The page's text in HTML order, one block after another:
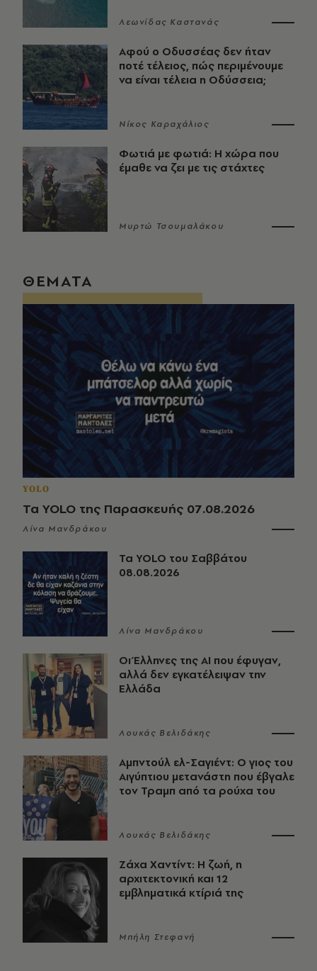
Λεωνίδας Καστανάς
Αφού ο Οδυσσέας δεν ήταν
ποτέ τέλειος, πώς περιμένουμε
να είναι τέλεια η Οδύσσεια;
Νίκος Καραχάλιος
Φωτιά με φωτιά: Η χώρα που
έμαθε να ζει με τις στάχτες
Μυρτώ Τσουμαλάκου
ΘΕΜΑΤΑ
YOLO
Τα YOLO της Παρασκευής 07.08.2026
Λίνα Μανδράκου
Τα YOLO του Σαββάτου
08.08.2026
Λίνα Μανδράκου
Οι Έλληνες της ΑΙ που έφυγαν,
αλλά δεν εγκατέλειψαν την
Ελλάδα
Λουκάς Βελιδάκης
Αμπντούλ ελ-Σαγιέντ: Ο γιος του
Αιγύπτιου μετανάστη που έβγαλε
τον Τραμπ από τα ρούχα του
Λουκάς Βελιδάκης
Ζάχα Χαντίντ: Η ζωή, η
αρχιτεκτονική και 12
εμβληματικά κτίριά της
Μπήλη Στεφανή